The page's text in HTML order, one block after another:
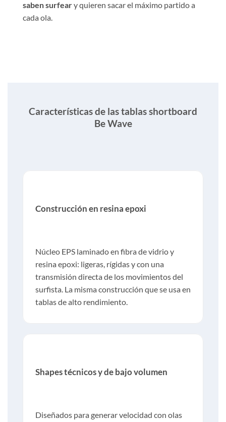
saben surfeary quieren sacar el máximo partido a
cada ola.
Características de las tablas shortboard
Be Wave
Construcción en resina epoxi
Núcleo EPS laminado en fibra de vidrio y
resina epoxi: ligeras, rígidas y con una
transmisión directa de los movimientos del
surfista. La misma construcción que se usa en
tablas de alto rendimiento.
Shapes técnicos y de bajo volumen
Diseñados para generar velocidad con olas